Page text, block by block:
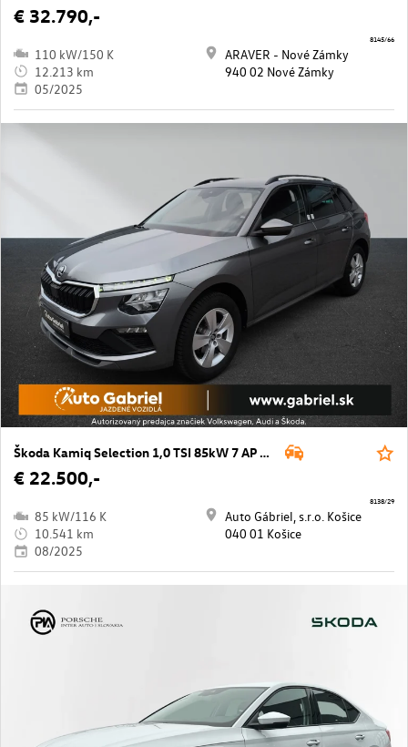
€ 32.790,-
110 kW/150 K
12.213 km
05/2025
ARAVER - Nové Zámky
940 02 Nové Zámky
8145/66
Škoda Kamiq Selection 1,0 TSI 85kW 7 AP DSG
€ 22.500,-
85 kW/116 K
10.541 km
08/2025
Auto Gábriel, s.r.o. Košice
040 01 Košice
8138/29